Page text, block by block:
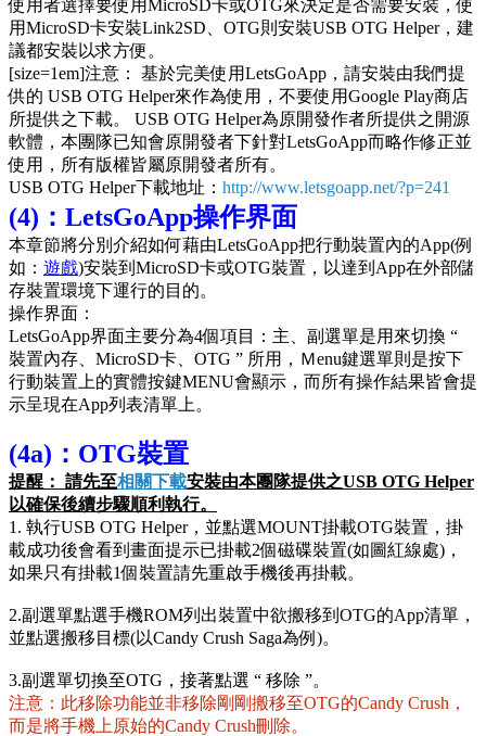
使用者選擇要使用MicroSD卡或OTG來決定是否需要安裝，使
用MicroSD卡安裝Link2SD、OTG則安裝USB OTG Helper，建
議都安裝以求方便。
[size=1em]注意： 基於完美使用LetsGoApp，請安裝由我們提
供的 USB OTG Helper來作為使用，不要使用Google Play商店
所提供之下載。 USB OTG Helper為原開發作者所提供之開源
軟體，本團隊已知會原開發者下針對LetsGoApp而略作修正並
使用，所有版權皆屬原開發者所有。
USB OTG Helper下載地址： http://www.letsgoapp.net/?p=241
(4)：LetsGoApp操作界面
本章節將分別介紹如何藉由LetsGoApp把行動裝置內的App(例
如： 遊戲)安裝到MicroSD卡或OTG裝置，以達到App在外部儲
存裝置環境下運行的目的。
操作界面：
LetsGoApp界面主要分為4個項目：主、副選單是用來切換 “
裝置內存、MicroSD卡、OTG ” 所用，Ｍenu鍵選單則是按下
行動裝置上的實體按鍵MENU會顯示，而所有操作結果皆會提
示呈現在App列表清單上。
(4a)：OTG裝置
提醒： 請先至相關下載安裝由本團隊提供之USB OTG Helper
以確保後續步驟順利執行。
1. 執行USB OTG Helper，並點選MOUNT掛載OTG裝置，掛
載成功後會看到畫面提示已掛載2個磁碟裝置(如圖紅線處)，
如果只有掛載1個裝置請先重啟手機後再掛載。
2.副選單點選手機ROM列出裝置中欲搬移到OTG的App清單，
並點選搬移目標(以Candy Crush Saga為例)。
3.副選單切換至OTG，接著點選 “ 移除 ”。
注意：此移除功能並非移除剛剛搬移至OTG的Candy Crush，
而是將手機上原始的Candy Crush刪除。